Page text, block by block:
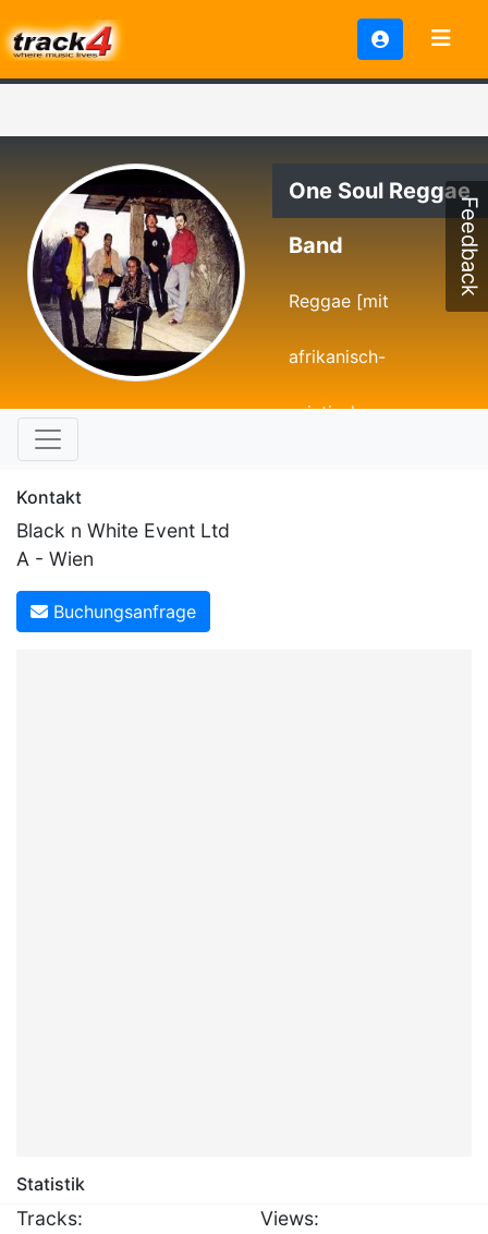
One Soul Reggae
Band
Reggae [mit
afrikanisch-
asiatischem
Kontakt
Black n White Event Ltd
A - Wien
Buchungsanfrage
Statistik
Tracks:
Views:
Feedback